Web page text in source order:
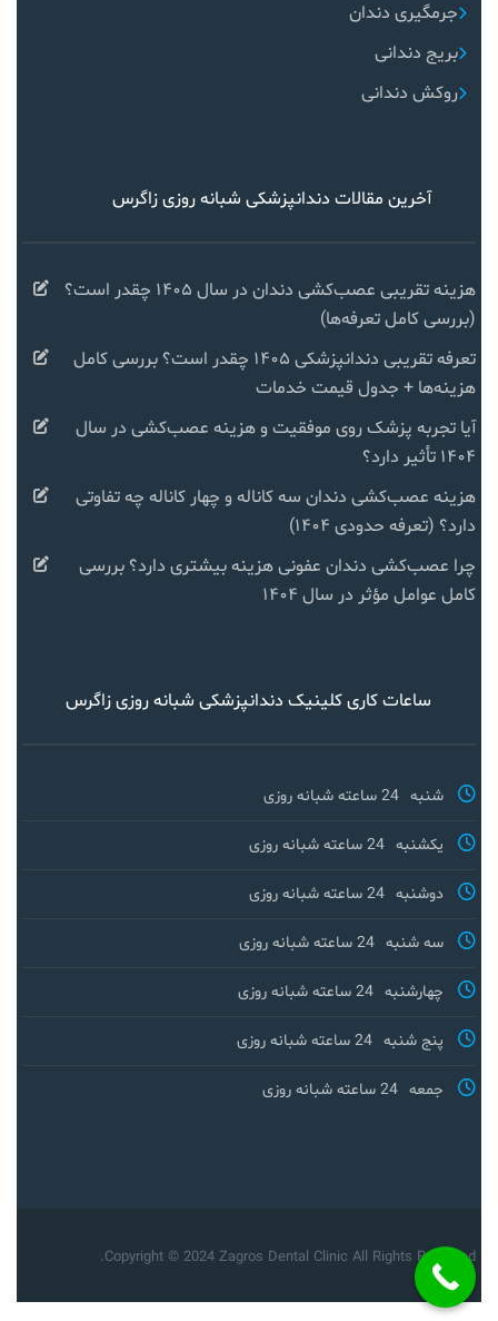
جرمگیری دندان
بریج دندانی
روکش دندانی
آخرین مقالات دندانپزشکی شبانه روزی زاگرس
هزینه تقریبی عصب‌کشی دندان در سال ۱۴۰۵ چقدر است؟
(بررسی کامل تعرفه‌ها)
تعرفه تقریبی دندانپزشکی ۱۴۰۵ چقدر است؟ بررسی کامل
هزینه‌ها + جدول قیمت خدمات
آیا تجربه پزشک روی موفقیت و هزینه عصب‌کشی در سال
۱۴۰۴ تأثیر دارد؟
هزینه عصب‌کشی دندان سه کاناله و چهار کاناله چه تفاوتی
دارد؟ (تعرفه حدودی ۱۴۰۴)
چرا عصب‌کشی دندان عفونی هزینه بیشتری دارد؟ بررسی
کامل عوامل مؤثر در سال ۱۴۰۴
ساعات کاری کلینیک دندانپزشکی شبانه روزی زاگرس
شنبه 24 ساعته شبانه روزی
یکشنبه 24 ساعته شبانه روزی
دوشنبه 24 ساعته شبانه روزی
سه شنبه 24 ساعته شبانه روزی
چهارشنبه 24 ساعته شبانه روزی
پنج شنبه 24 ساعته شبانه روزی
جمعه 24 ساعته شبانه روزی
Copyright © 2024 Zagros Dental Clinic All Rights Reserved.